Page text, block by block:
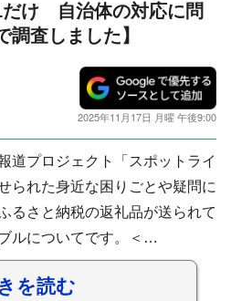
だけ 自治体の対応に問
査しました】
2025年11月17日 月曜 午後9:00
道プロジェクト「スポットライ
られた身近な困りごとや疑問に
るさと納税の返礼品が送られて
ルについてです。＜…
を読む